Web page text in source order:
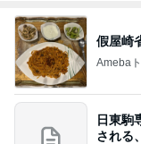
假屋崎
Ameba
日東駒
される